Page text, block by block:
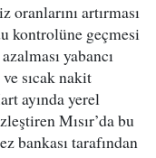
oranlarını artırması
kontrolüne geçmesi
yabancı
sıcak nakit
ayında yerel
Mısır’da bu
bankası tarafından